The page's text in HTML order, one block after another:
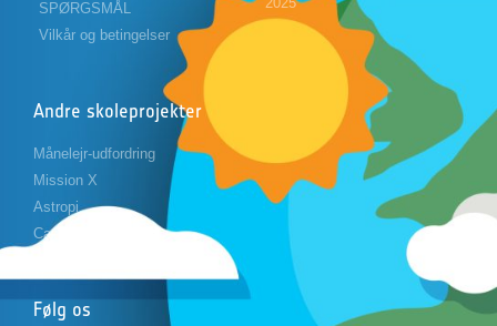
SPØRGSMÅL
Vilkår og betingelser
Andre skoleprojekter
Månelejr-udfordring
Mission X
Astropi
Cansat
Følg os